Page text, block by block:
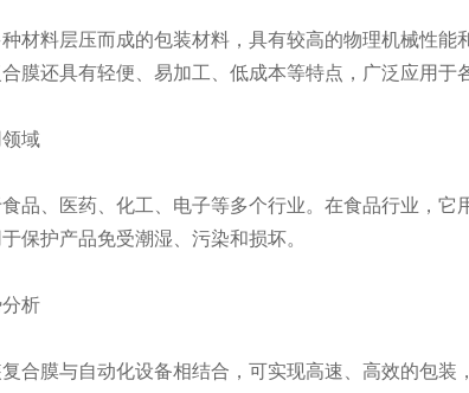
材料层压而成的包装材料，具有较高的物理机械性
膜还具有轻便、易加工、低成本等特点，广泛应用于
域
品、医药、化工、电子等多个行业。在食品行业，
保护产品免受潮湿、污染和损坏。
析
合膜与自动化设备相结合，可实现高速、高效的包装